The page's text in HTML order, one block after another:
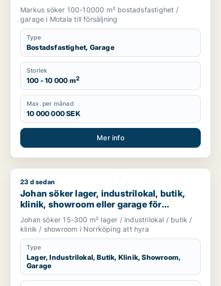
Markus söker 100-10000 m² bostadsfastighet /
garage i Motala till försäljning
Type
Bostadsfastighet, Garage
Storlek
100 - 10 000 m2
Max. per månad
10 000 000 SEK
Mer info
Johan söker lager, industrilokal, butik, klinik, showroom
23 d sedan
Johan söker lager, industrilokal, butik,
klinik, showroom eller garage för
uthyrning i Norrköping
Johan söker 15-300 m² lager / industrilokal / butik /
klinik / showroom i Norrköping att hyra
Type
Lager, Industrilokal, Butik, Klinik, Showroom,
Garage